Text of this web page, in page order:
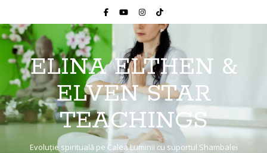
ELINA ELTHEN &
ELVEN STAR
TEACHINGS
Evoluție spirituală pe Calea Luminii cu suportul Shambalei